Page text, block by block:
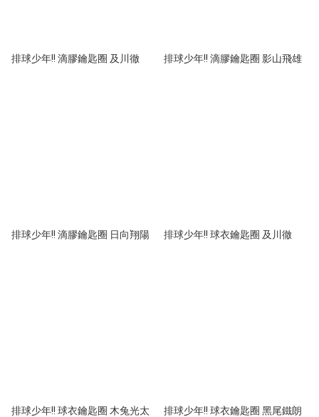
排球少年!! 滴膠鑰匙圈 及川徹 排球少年!! 滴膠鑰匙圈 影山飛雄
排球少年!! 滴膠鑰匙圈 日向翔陽 排球少年!! 球衣鑰匙圈 及川徹
排球少年!! 球衣鑰匙圈 木兔光太
排球少年!! 球衣鑰匙圈 黑尾鐵朗